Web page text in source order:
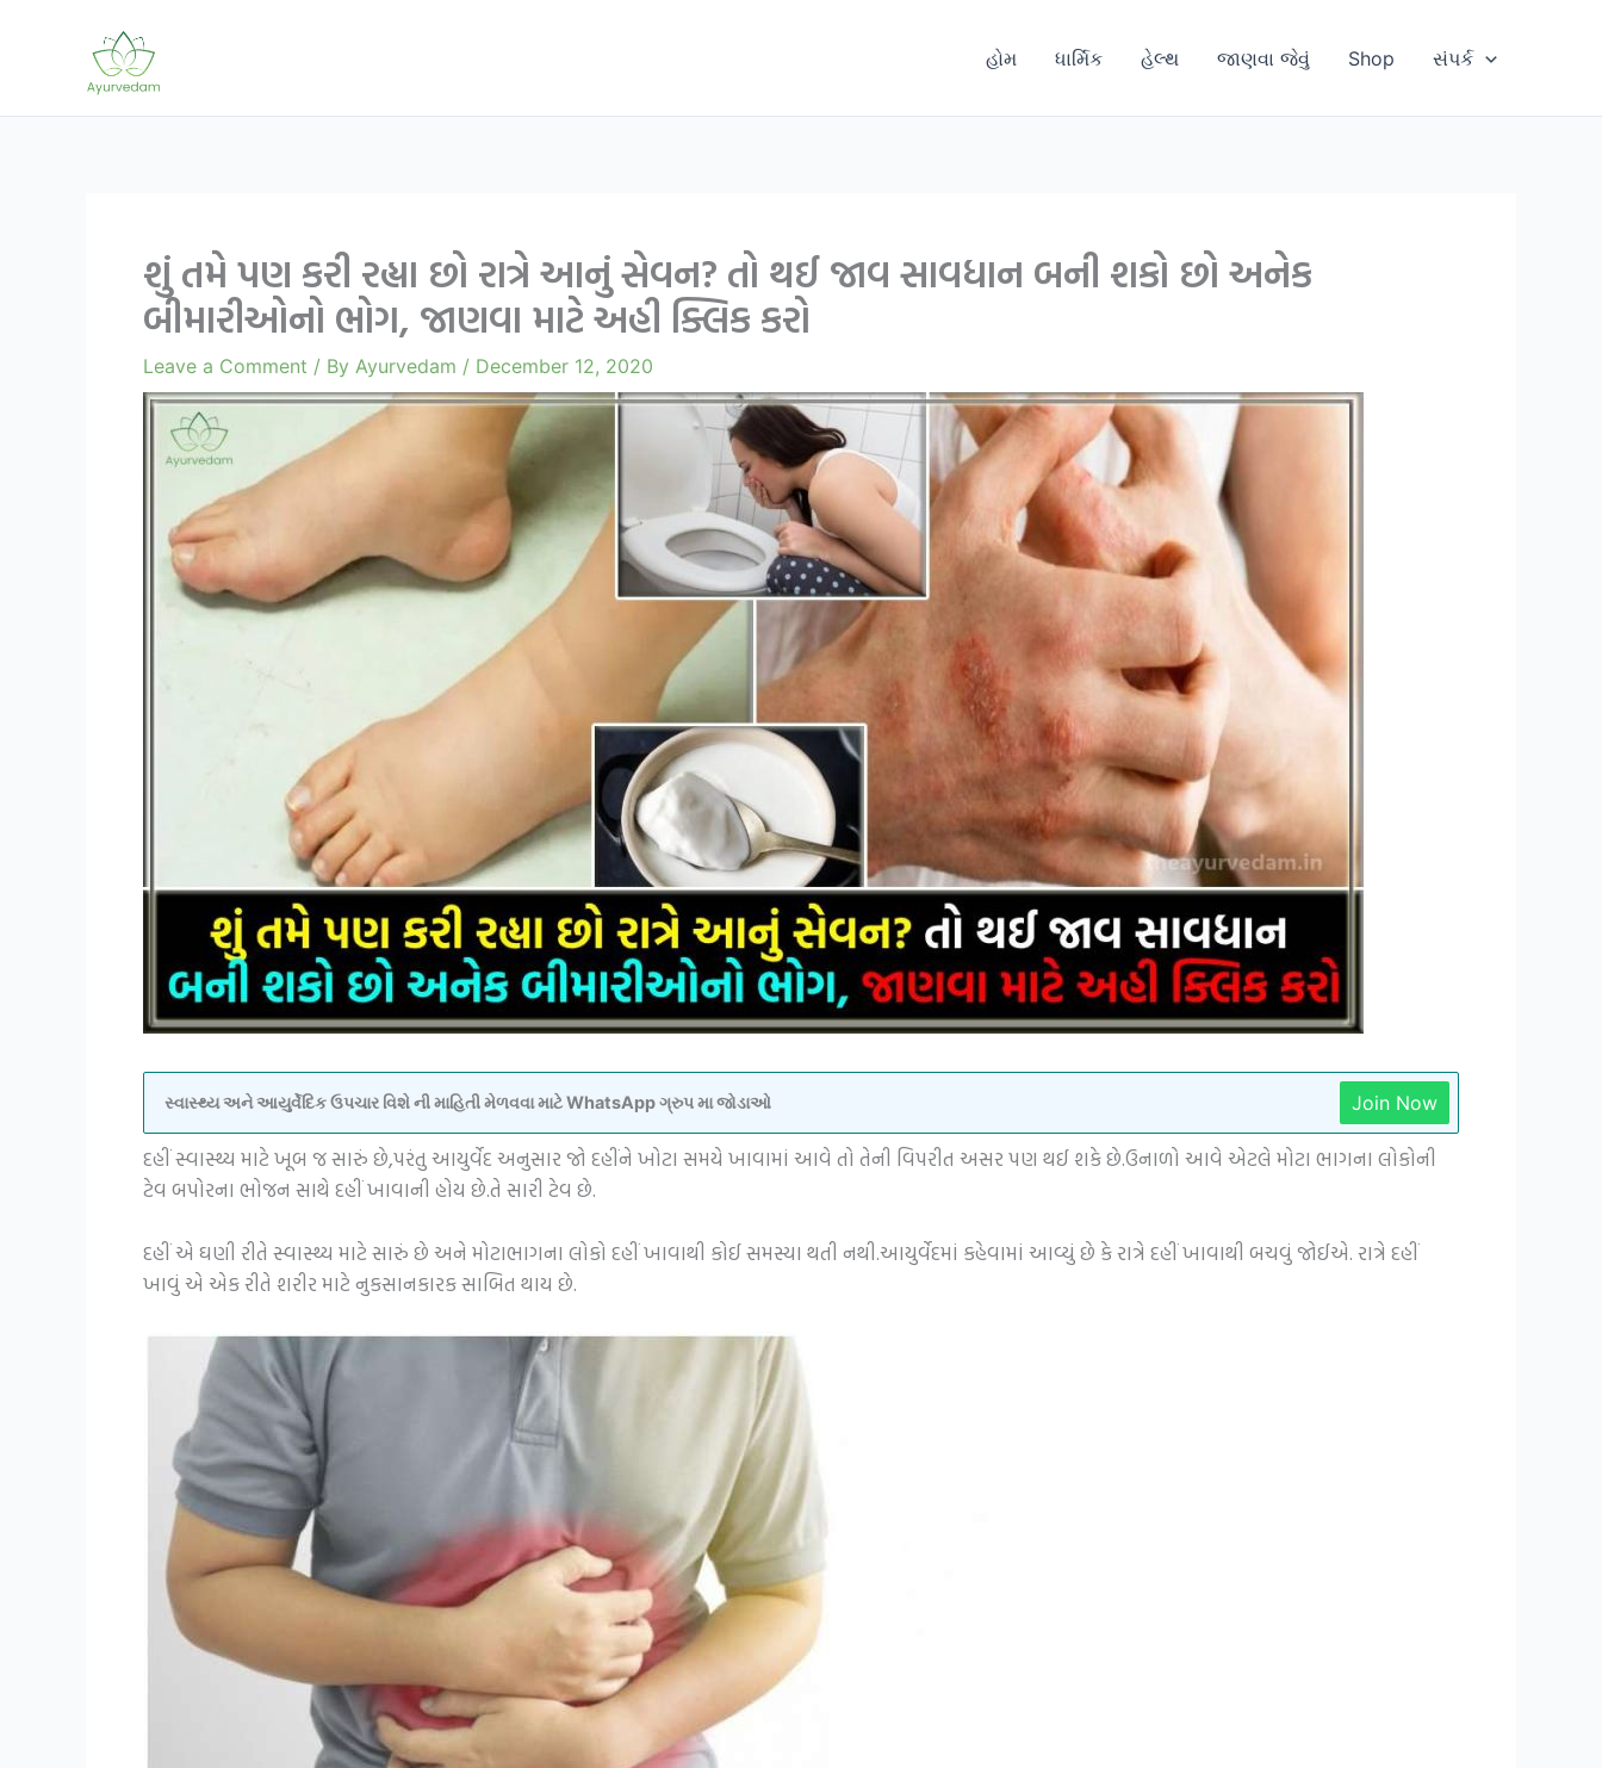
હોમ ધાર્મિક હેલ્થ જાણવા જેવું Shop સંપર્ક
શું તમે પણ કરી રહ્યા છો રાત્રે આનું સેવન? તો થઈ જાવ સાવધાન બની શકો છો અનેક
બીમારીઓનો ભોગ, જાણવા માટે અહી ક્લિક કરો
Leave a Comment / By Ayurvedam / December 12, 2020
સ્વાસ્થ્ય અને આયુર્વેદિક ઉપચાર વિશે ની માહિતી મેળવવા માટે WhatsApp ગ્રુપ મા જોડાઓ Join Now
દહીં સ્વાસ્થ્ય માટે ખૂબ જ સારું છે,પરંતુ આયુર્વેદ અનુસાર જો દહીંને ખોટા સમયે ખાવામાં આવે તો તેની વિપરીત અસર પણ થઈ શકે છે.ઉનાળો આવે એટલે મોટા ભાગના લોકોની
ટેવ બપોરના ભોજન સાથે દહીં ખાવાની હોય છે.તે સારી ટેવ છે.
દહીં એ ઘણી રીતે સ્વાસ્થ્ય માટે સારું છે અને મોટાભાગના લોકો દહીં ખાવાથી કોઈ સમસ્યા થતી નથી.આયુર્વેદમાં કહેવામાં આવ્યું છે કે રાત્રે દહીં ખાવાથી બચવું જોઈએ. રાત્રે દહીં
ખાવું એ એક રીતે શરીર માટે નુકસાનકારક સાબિત થાય છે.